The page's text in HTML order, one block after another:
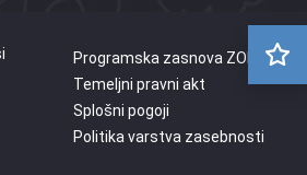
Programska zasnova ZON
Temeljni pravni akt
Splošni pogoji
Politika varstva zasebnosti